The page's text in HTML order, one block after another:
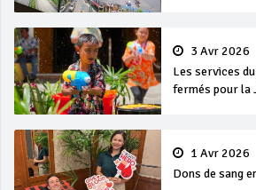
3 Avr 2026
Les services
fermés pour la
1 Avr 2026
Dons de sang